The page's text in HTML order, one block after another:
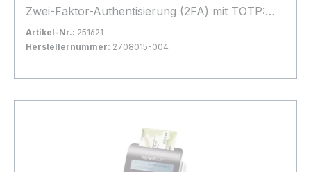
Zwei-Faktor-Authentisierung (2FA) mit TOTP:
Wirkungsvoller Schutz vor Identitäts-Diebstahl •
Für Smartphone, Tablet, Notebook oder
Plattformen sofort nutzbar • Sicherheit aus
Artikel-Nr.: 251621
Herstellernummer: 2708015-004
In den Warenkorb